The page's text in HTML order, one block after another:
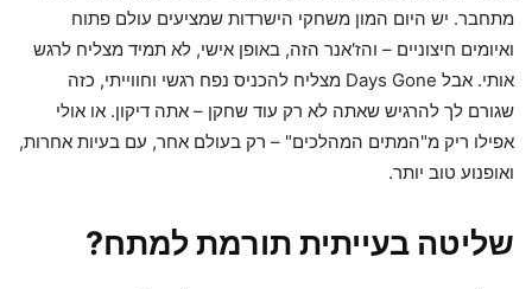
מתחבר. יש היום המון משחקי הישרדות שמציעים עולם פתוח
ואיומים חיצוניים – והז'אנר הזה, באופן אישי, לא תמיד מצליח לרגש
אותי. אבל Days Gone מצליח להכניס נפח רגשי וחווייתי, כזה
שגורם לך להרגיש שאתה לא רק עוד שחקן – אתה דיקון. או אולי
אפילו ריק מ"המתים המהלכים" – רק בעולם אחר, עם בעיות אחרות,
ואופנוע טוב יותר.
שליטה בעייתית תורמת למתח?